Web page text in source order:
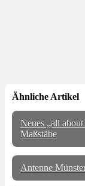
Ähnliche Artikel
Neues „all
Maßstäbe
Antenne